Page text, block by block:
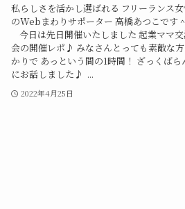
私らしさを活かし選ばれる フリーランス
のWebまわりサポーター 高橋あつこです
今日は先日開催いたしました 起業ママ
会の開催レポ♪ みなさんとっても素敵な
かりで あっという間の1時間！ ざっくばら
にお話しました♪ ...
2022年4月25日